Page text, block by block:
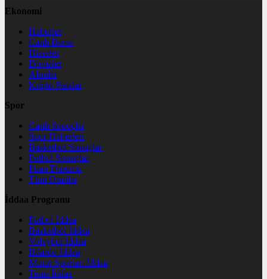
Ekonomi
Haberler
Canlı Borsa
Hisseler
Dövizler
Altınlar
Kripto Paralar
Spor
Canlı Sonuçlar
Spor Haberleri
Basketbol Sonuçlar
Futbol Sonuçlar
Puan Durumu
Tüm Oranlar
İddaa Programı
Futbol İddaa
Basketbol İddaa
Voleybol İddaa
Bilardo İddaa
Motor Sporları İddaa
Tenis İddaa